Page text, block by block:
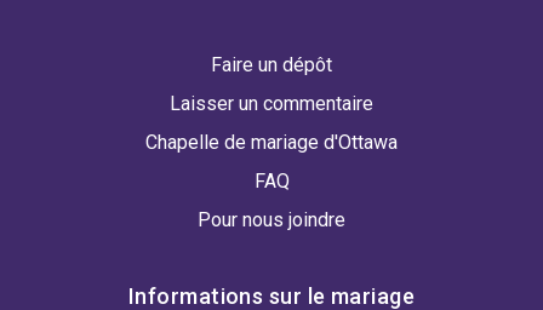
Faire un dépôt
Laisser un commentaire
Chapelle de mariage d'Ottawa
FAQ
Pour nous joindre
Informations sur le mariage